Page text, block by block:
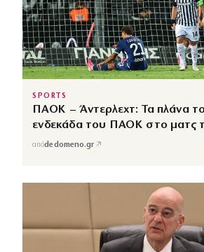
SPORTS
ΠΑΟΚ – Άντερλεχτ: Τα πλάνα
ενδεκάδα του ΠΑΟΚ στο ματς
απόdedomeno.gr ↗